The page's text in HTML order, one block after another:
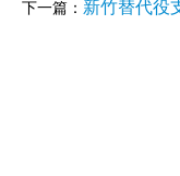
下一篇： 新竹替代役